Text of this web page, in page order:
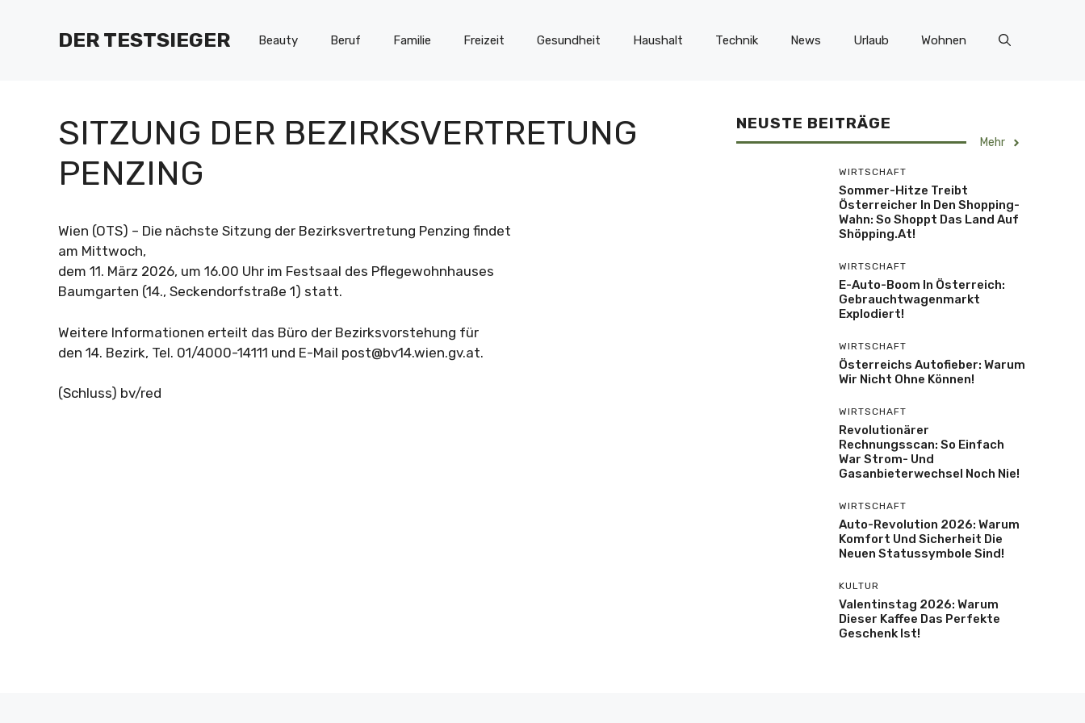
DER TESTSIEGER Beauty Beruf Familie Freizeit Gesundheit Haushalt Technik News Urlaub Wohnen
SITZUNG DER BEZIRKSVERTRETUNG
PENZING
Wien (OTS) – Die nächste Sitzung der Bezirksvertretung Penzing findet
am Mittwoch,
dem 11. März 2026, um 16.00 Uhr im Festsaal des Pflegewohnhauses
Baumgarten (14., Seckendorfstraße 1) statt.
Weitere Informationen erteilt das Büro der Bezirksvorstehung für
den 14. Bezirk, Tel. 01/4000-14111 und E-Mail post@bv14.wien.gv.at.
(Schluss) bv/red
NEUSTE BEITRÄGE
Mehr
WIRTSCHAFT
Sommer-Hitze Treibt
Österreicher In Den Shopping-
Wahn: So Shoppt Das Land Auf
Shöpping.at!
WIRTSCHAFT
E-Auto-Boom In Österreich:
Gebrauchtwagenmarkt
Explodiert!
WIRTSCHAFT
Österreichs Autofieber: Warum
Wir Nicht Ohne Können!
WIRTSCHAFT
Revolutionärer
Rechnungsscan: So Einfach
War Strom- Und
Gasanbieterwechsel Noch Nie!
WIRTSCHAFT
Auto-Revolution 2026: Warum
Komfort Und Sicherheit Die
Neuen Statussymbole Sind!
KULTUR
Valentinstag 2026: Warum
Dieser Kaffee Das Perfekte
Geschenk Ist!